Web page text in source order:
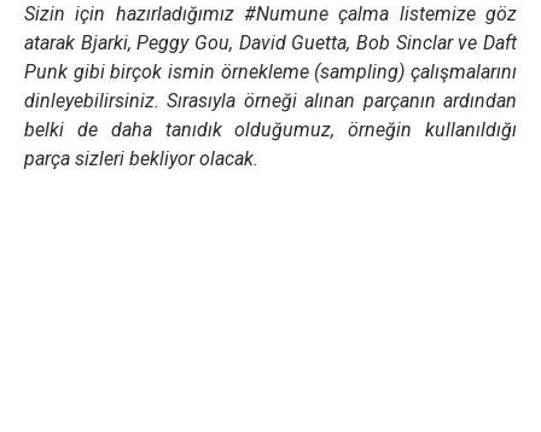
Sizin için hazırladığımız #Numune çalma listemize göz
atarak Bjarki, Peggy Gou, David Guetta, Bob Sinclar ve Daft
Punk gibi birçok ismin örnekleme (sampling) çalışmalarını
dinleyebilirsiniz. Sırasıyla örneği alınan parçanın ardından
belki de daha tanıdık olduğumuz, örneğin kullanıldığı
parça sizleri bekliyor olacak.